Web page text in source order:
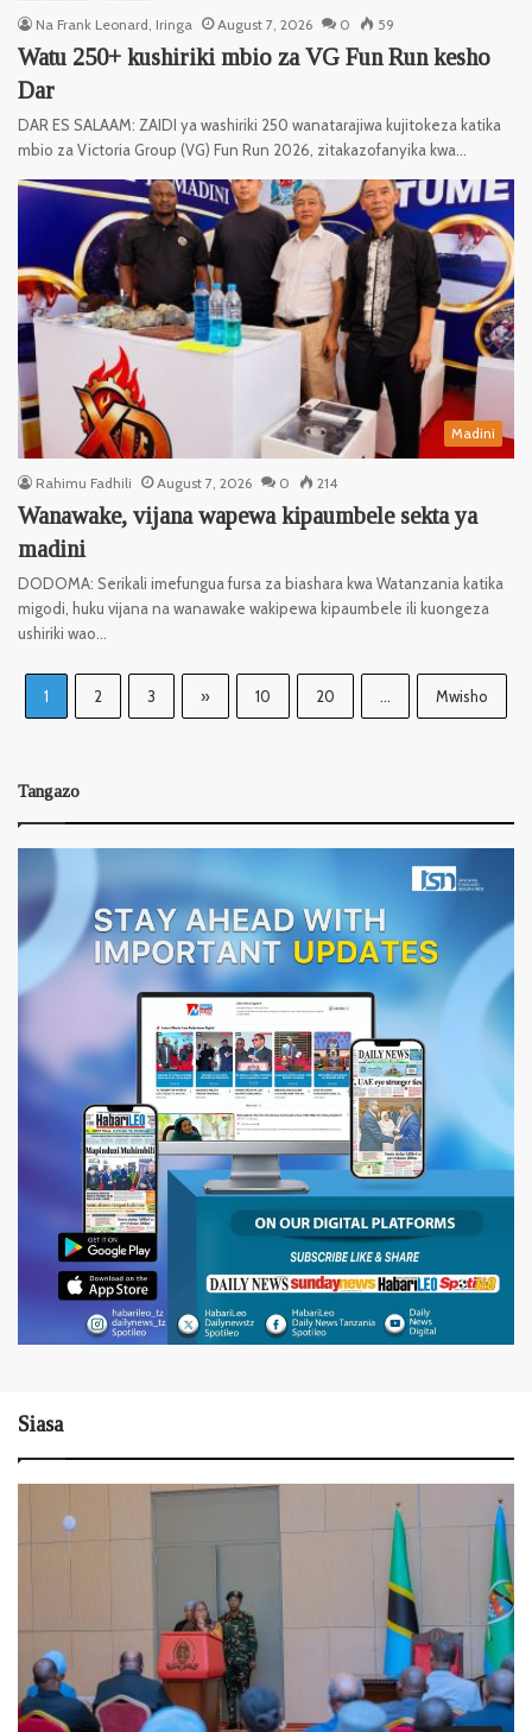
Na Frank Leonard, Iringa August 7, 2026 0 59
Watu 250+ kushiriki mbio za VG Fun Run kesho
Dar
DAR ES SALAAM: ZAIDI ya washiriki 250 wanatarajiwa kujitokeza katika
mbio za Victoria Group (VG) Fun Run 2026, zitakazofanyika kwa…
Madini
Rahimu Fadhili August 7, 2026 0 214
Wanawake, vijana wapewa kipaumbele sekta ya
madini
DODOMA: Serikali imefungua fursa za biashara kwa Watanzania katika
migodi, huku vijana na wanawake wakipewa kipaumbele ili kuongeza
ushiriki wao…
1 2 3 » 10 20 ... Mwisho
Tangazo
Siasa